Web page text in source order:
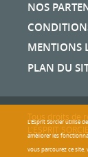
NOS
MENTIONS
PLAN DU
L'ESPRIT SORCIER
L'Esprit Sorcier utilise
améliorer les
vous parcourez ce site,